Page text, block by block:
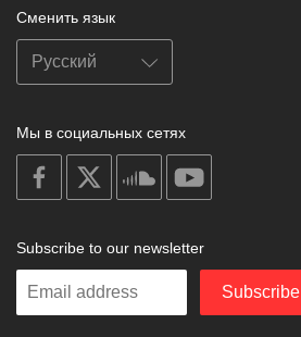
Сменить язык
Мы в социальных сетях
on
facebook
soundcloud
Subscribe to our newsletter
Enter
Subscribe